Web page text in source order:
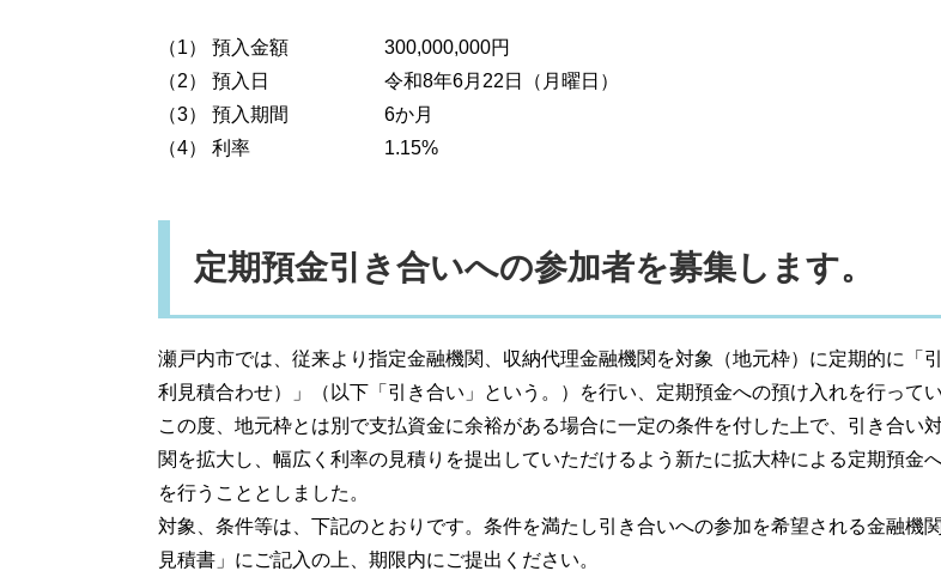
（1） 預入金額 300,000,000円
（2） 預入日 令和8年6月22日（月曜日）
（3） 預入期間 6か月
（4） 利率 1.15%
定期預金引き合いへの参加者を募集します。
瀬戸内市では、従来より指定金融機関、収納代理金融機関を対象（地元枠）に定期的に「
利見積合わせ）」（以下「引き合い」という。）を行い、定期預金への預け入れを行ってい
この度、地元枠とは別で支払資金に余裕がある場合に一定の条件を付した上で、引き合い
関を拡大し、幅広く利率の見積りを提出していただけるよう新たに拡大枠による定期預金
を行うこととしました。
対象、条件等は、下記のとおりです。条件を満たし引き合いへの参加を希望される金融機
見積書」にご記入の上、期限内にご提出ください。